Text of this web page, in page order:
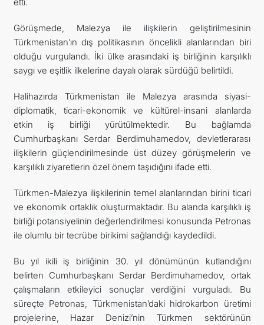
Görüşmede, Malezya ile ilişkilerin geliştirilmesinin
Türkmenistan’ın dış politikasının öncelikli alanlarından biri
olduğu vurgulandı. İki ülke arasındaki iş birliğinin karşılıklı
saygı ve eşitlik ilkelerine dayalı olarak sürdüğü belirtildi.
Halihazırda Türkmenistan ile Malezya arasında siyasi-
diplomatik, ticari-ekonomik ve kültürel-insani alanlarda
etkin iş birliği yürütülmektedir. Bu bağlamda
Cumhurbaşkanı Serdar Berdimuhamedov, devletlerarası
ilişkilerin güçlendirilmesinde üst düzey görüşmelerin ve
karşılıklı ziyaretlerin özel önem taşıdığını ifade etti.
Türkmen-Malezya ilişkilerinin temel alanlarından birini ticari
ve ekonomik ortaklık oluşturmaktadır. Bu alanda karşılıklı iş
birliği potansiyelinin değerlendirilmesi konusunda Petronas
ile olumlu bir tecrübe birikimi sağlandığı kaydedildi.
Bu yıl ikili iş birliğinin 30. yıl dönümünün kutlandığını
belirten Cumhurbaşkanı Serdar Berdimuhamedov, ortak
çalışmaların etkileyici sonuçlar verdiğini vurguladı. Bu
süreçte Petronas, Türkmenistan’daki hidrokarbon üretimi
projelerine, Hazar Denizi’nin Türkmen sektörünün